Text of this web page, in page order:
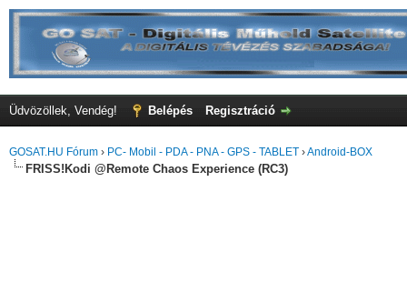
Üdvözöllek, Vendég! Belépés Regisztráció
GOSAT.HU Fórum › PC- Mobil - PDA - PNA - GPS - TABLET ›Android-BOX
FRISS!Kodi @Remote Chaos Experience (RC3)